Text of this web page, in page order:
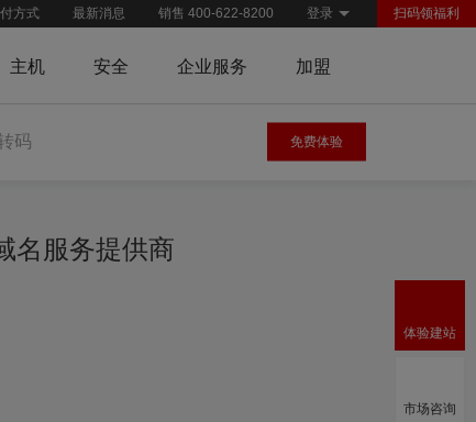
扫码领福利
登录
销售 400-622-8200
最新消息
方式
主机 安全 企业服务 加盟
码 免费体验
名服务提供商
体验建站
市场咨询